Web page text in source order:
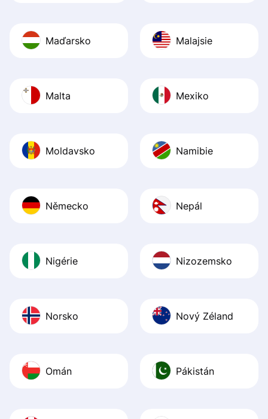
Maďarsko Malajsie
Malta Mexiko
Moldavsko Namibie
Německo Nepál
Nigérie Nizozemsko
Norsko Nový Zéland
Omán Pákistán